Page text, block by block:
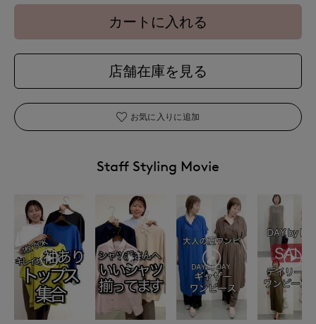
カートに入れる
店舗在庫を見る
お気に入りに追加
Staff Styling Movie